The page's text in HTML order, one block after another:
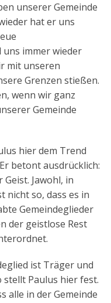
unserer Gemeinde
hat er uns
immer wieder
mit unseren
Grenzen stießen.
wenn wir ganz
Gemeinde
hier dem Trend
betont ausdrücklich:
Jawohl, in
nicht so, dass es in
Gemeindeglieder
der geistlose Rest
ist Träger und
stellt Paulus hier fest.
alle in der Gemeinde